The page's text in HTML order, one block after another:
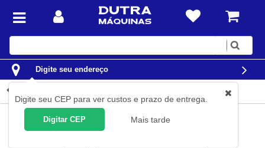
Digite
Digite seu endereço
Digite seu CEP para ver custos e prazo de entrega.
Digitar CEP Mais tarde
Solda Máquinas de Solda Inversoras de Solda